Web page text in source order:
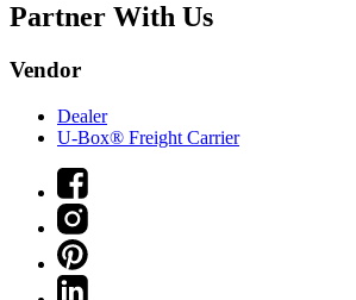
Partner With Us
Vendor
Dealer
U-Box® Freight Carrier